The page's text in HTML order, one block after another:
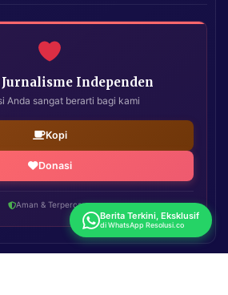
Independen
Anda sangat berarti bagi kami
Kopi
Donasi
Aman & Terpercaya
Berita Terkini, Eksklusif
di WhatsApp Resolusi.co